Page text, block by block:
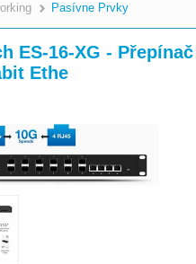
>
Pasívne Prvky
ES-16-XG -
Ethe